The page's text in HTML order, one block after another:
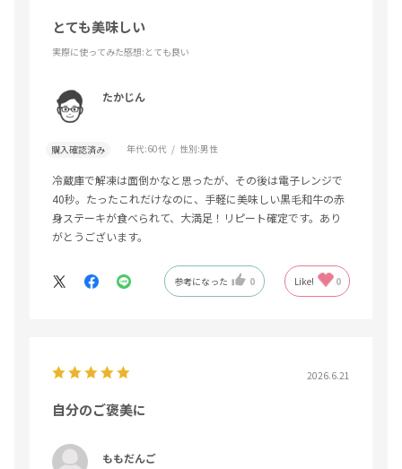
とても美味しい
実際に使ってみた感想:とても良い
たかじん
購入確認済み 年代:60代 性別:男性
冷蔵庫で解凍は面倒かなと思ったが、その後は電子レンジで
40秒。たったこれだけなのに、手軽に美味しい黒毛和牛の赤
身ステーキが食べられて、大満足！リピート確定です。あり
がとうございます。
参考になった 0 Like! 0
2026.6.21
自分のご褒美に
ももだんご